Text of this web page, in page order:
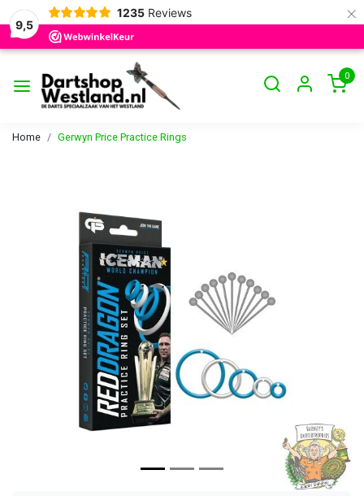
9,5
1235 Reviews ×
0
Home Gerwyn Price Practice Rings